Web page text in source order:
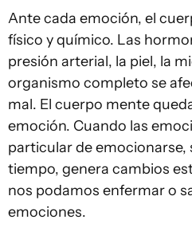
Ante cada emoción, el
físico y químico. Las
presión arterial, la piel, la
organismo completo se
mal. El cuerpo mente
emoción. Cuando las
particular de emocionarse,
tiempo, genera cambios
nos podamos enfermar o
emociones.